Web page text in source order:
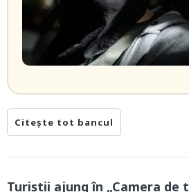
Citește tot bancul
Turiștii ajung în „Camera de